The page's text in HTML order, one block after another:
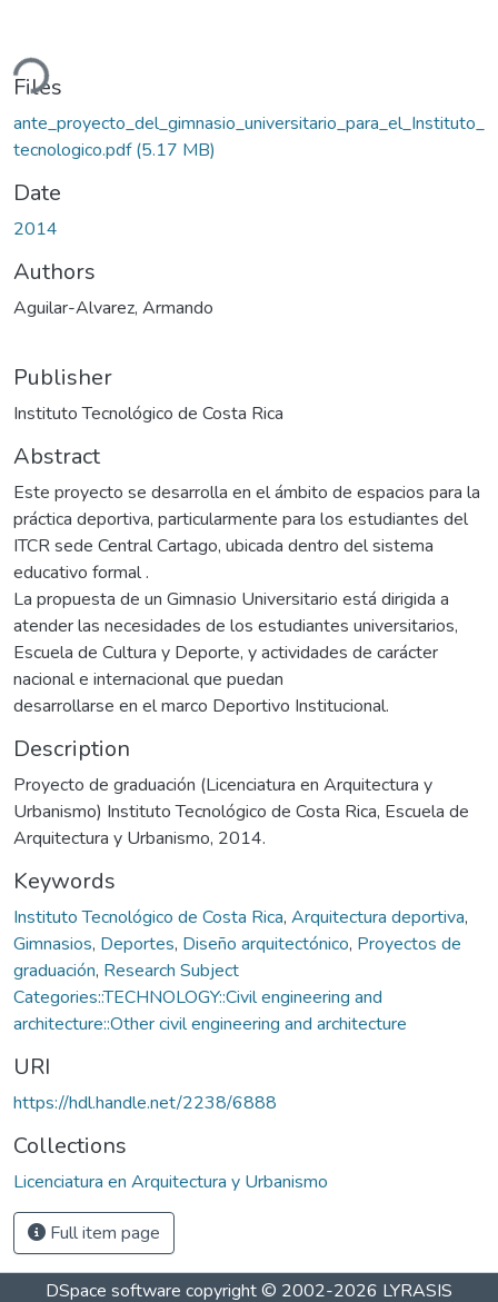
Files
ante_proyecto_del_gimnasio_universitario_para_el_Instituto_
tecnologico.pdf(5.17 MB)
Date
2014
Authors
Aguilar-Alvarez, Armando
Publisher
Instituto Tecnológico de Costa Rica
Abstract
Este proyecto se desarrolla en el ámbito de espacios para la
práctica deportiva, particularmente para los estudiantes del
ITCR sede Central Cartago, ubicada dentro del sistema
educativo formal .
La propuesta de un Gimnasio Universitario está dirigida a
atender las necesidades de los estudiantes universitarios,
Escuela de Cultura y Deporte, y actividades de carácter
nacional e internacional que puedan
desarrollarse en el marco Deportivo Institucional.
Description
Proyecto de graduación (Licenciatura en Arquitectura y
Urbanismo) Instituto Tecnológico de Costa Rica, Escuela de
Arquitectura y Urbanismo, 2014.
Keywords
Instituto Tecnológico de Costa Rica, Arquitectura deportiva,
Gimnasios, Deportes, Diseño arquitectónico, Proyectos de
graduación, Research Subject
Categories::TECHNOLOGY::Civil engineering and
architecture::Other civil engineering and architecture
URI
https://hdl.handle.net/2238/6888
Collections
Licenciatura en Arquitectura y Urbanismo
Full item page
DSpace software copyright © 2002-2026 LYRASIS